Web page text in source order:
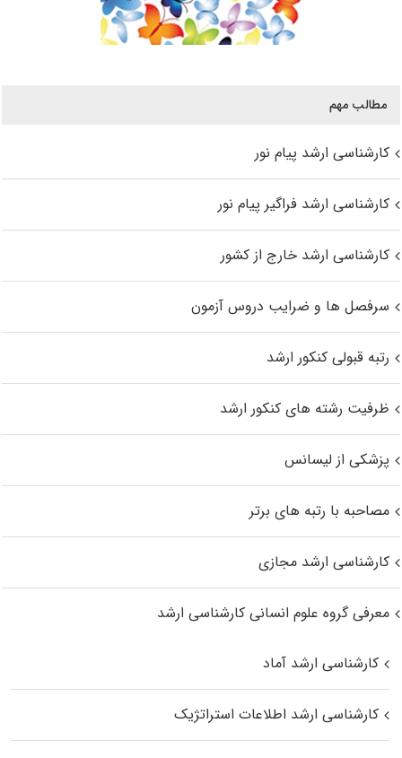
مطالب مهم
کارشناسی ارشد پیام نور
کارشناسی ارشد فراگیر پیام نور
کارشناسی ارشد خارج از کشور
سرفصل ها و ضرایب دروس آزمون
رتبه قبولی کنکور ارشد
ظرفیت رشته های کنکور ارشد
پزشکی از لیسانس
مصاحبه با رتبه های برتر
کارشناسی ارشد مجازی
معرفی گروه علوم انسانی کارشناسی ارشد
کارشناسی ارشد آماد
کارشناسی ارشد اطلاعات استراتژیک